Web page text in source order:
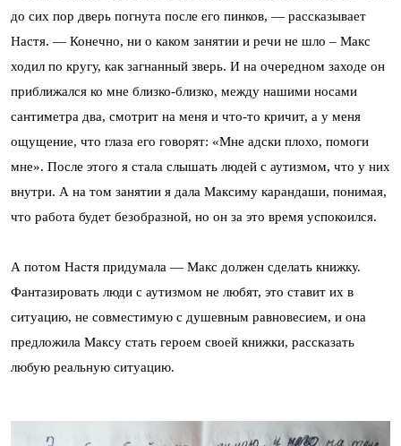
до сих пор дверь погнута после его пинков, — рассказывает
Настя. — Конечно, ни о каком занятии и речи не шло – Макс
ходил по кругу, как загнанный зверь. И на очередном заходе он
приближался ко мне близко-близко, между нашими носами
сантиметра два, смотрит на меня и что-то кричит, а у меня
ощущение, что глаза его говорят: «Мне адски плохо, помоги
мне». После этого я стала слышать людей с аутизмом, что у них
внутри. А на том занятии я дала Максиму карандаши, понимая,
что работа будет безобразной, но он за это время успокоился.
А потом Настя придумала — Макс должен сделать книжку.
Фантазировать люди с аутизмом не любят, это ставит их в
ситуацию, не совместимую с душевным равновесием, и она
предложила Максу стать героем своей книжки, рассказать
любую реальную ситуацию.